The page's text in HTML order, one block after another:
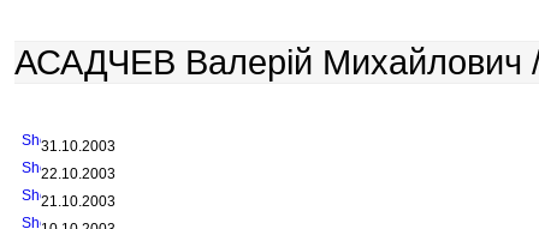
АСАДЧЕВ Валерій Михайлович
31.10.2003
22.10.2003
21.10.2003